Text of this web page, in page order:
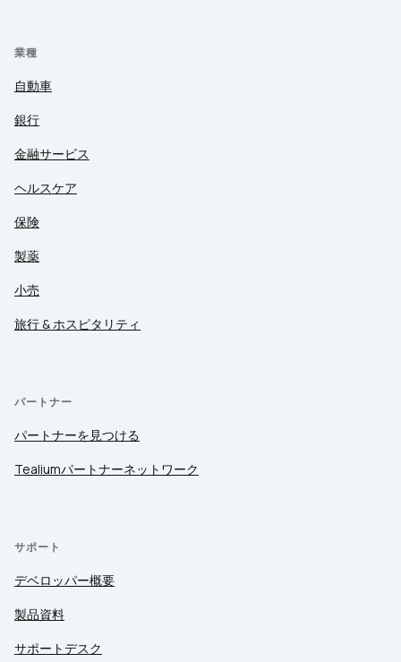
業種
自動車
銀行
金融サービス
ヘルスケア
保険
製薬
小売
旅行 & ホスピタリティ
パートナー
パートナーを見つける
Tealiumパートナーネットワーク
サポート
デベロッパー概要
製品資料
サポートデスク